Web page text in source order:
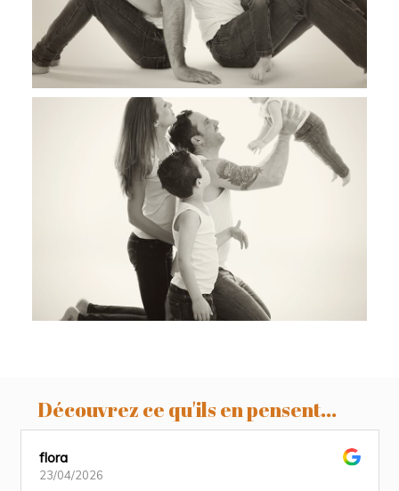
Coralie et sa jolie famille, séance
famille en studio Revel, Toulouse,
Castres
Découvrez ce qu'ils en pensent...
flora
23/04/2026